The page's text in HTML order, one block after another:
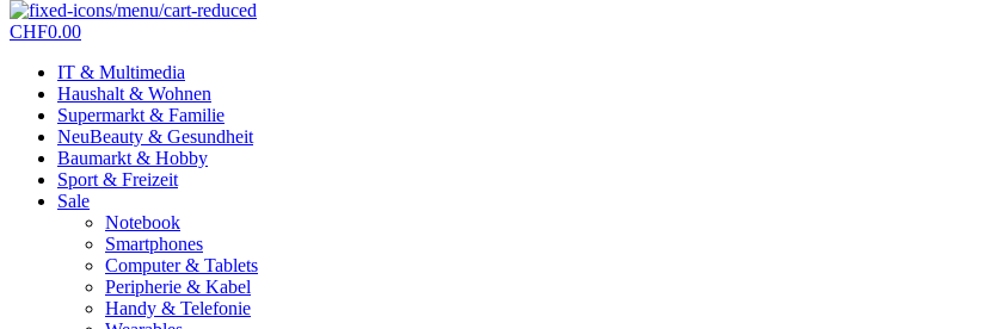
CHF0.00
IT & Multimedia
Haushalt & Wohnen
Supermarkt & Familie
NeuBeauty & Gesundheit
Baumarkt & Hobby
Sport & Freizeit
Sale
Notebook
Smartphones
Computer & Tablets
Peripherie & Kabel
Handy & Telefonie